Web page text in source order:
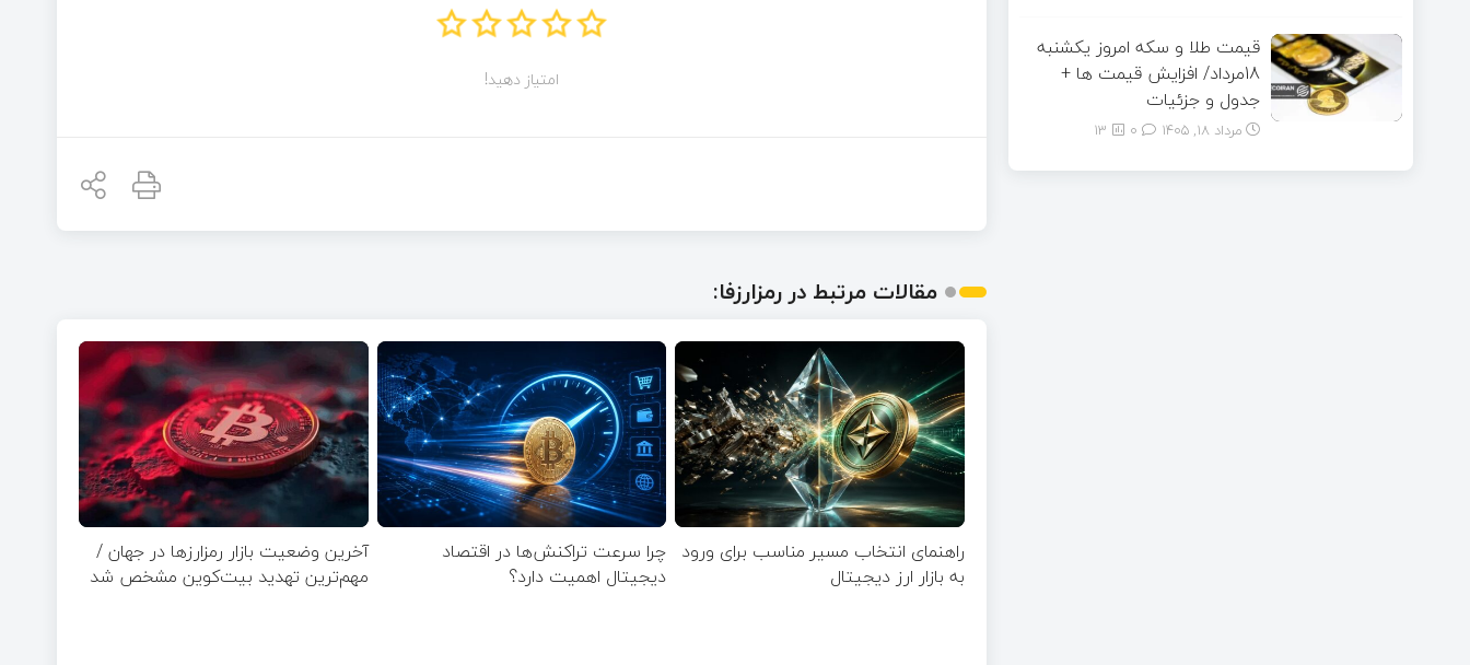
امتیاز دهید!
مقالات مرتبط در رمزارزفا:
راهنمای انتخاب مسیر مناسب برای ورود
به بازار ارز دیجیتال
چرا سرعت تراکنش‌ها در اقتصاد
دیجیتال اهمیت دارد؟
آخرین وضعیت بازار رمزارزها در جهان /
مهم‌ترین تهدید بیت‌کوین مشخص شد
قیمت طلا و سکه امروز یکشنبه
18مرداد/ افزایش قیمت ها +
جدول و جزئیات
مرداد ۱۸, ۱۴۰۵ 13